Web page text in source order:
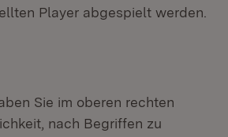
Player abgespielt werden.
Sie im oberen rechten
nach Begriffen zu